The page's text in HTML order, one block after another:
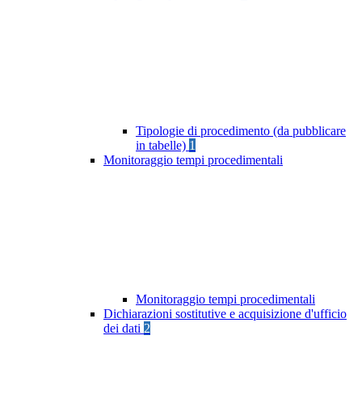
Tipologie di procedimento (da pubblicare
in tabelle) 1
Monitoraggio tempi procedimentali
Monitoraggio tempi procedimentali
Dichiarazioni sostitutive e acquisizione d'ufficio
dei dati 2